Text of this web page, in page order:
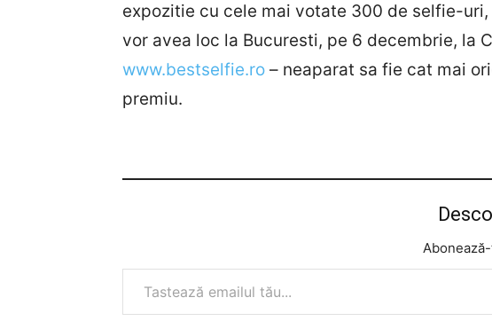
expozitie cu cele mai votate 300 de selfie-
vor avea loc la Bucuresti, pe 6 decembrie, la
www.bestselfie.ro – neaparat sa fie cat mai
premiu.
Tastează emailul tău...